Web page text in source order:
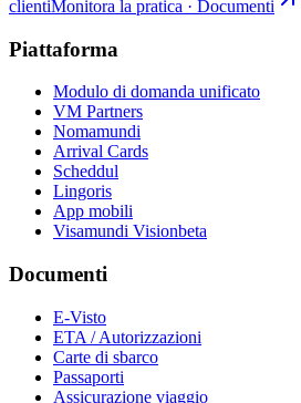
clientiMonitora la pratica · Documenti
Piattaforma
Modulo di domanda unificato
VM Partners
Nomamundi
Arrival Cards
Scheddul
Lingoris
App mobili
Visamundi Visionbeta
Documenti
E-Visto
ETA / Autorizzazioni
Carte di sbarco
Passaporti
Assicurazione viaggio